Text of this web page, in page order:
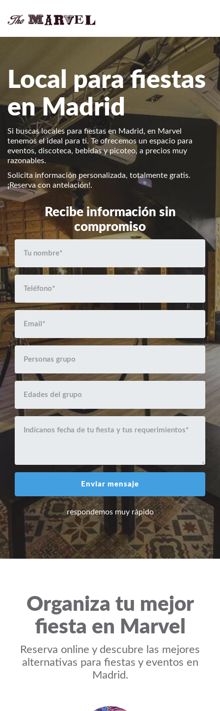
Local para fiestas
en Madrid
Si buscas locales para fiestas en Madrid, en Marvel
tenemos el ideal para ti. Te ofrecemos un espacio para
eventos, discoteca, bebidas y picoteo, a precios muy
razonables.
Solicita información personalizada, totalmente gratis.
¡Reserva con antelación!.
Recibe información sin
compromiso
Enviar mensaje
respondemos muy rápido
Organiza tu mejor
fiesta en Marvel
Reserva online y descubre las mejores
alternativas para fiestas y eventos en
Madrid.